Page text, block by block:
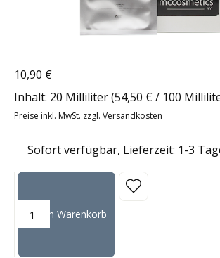
Regulärer Preis:
10,90 €
Inhalt: 20 Milliliter(54,50 € / 100
Preise inkl. MwSt. zzgl. Versandkosten
Sofort verfügbar, Lieferzeit: 1-3
Produkt Anzahl: Gib den gewünschten Wert
In den Warenkorb